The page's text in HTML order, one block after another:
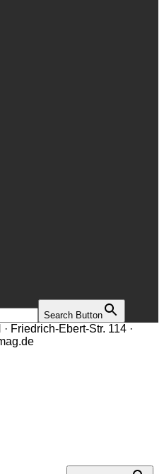
Search Button
Friedrich-Ebert-Str. 114 ·